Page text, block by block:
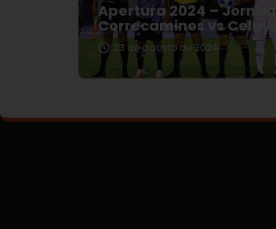
Apertura 2024 –
Correcaminos vs
23 de agosto de 2024